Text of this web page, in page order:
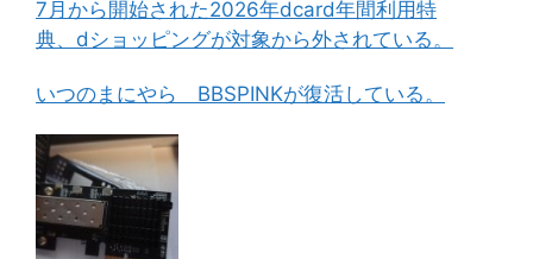
7月から開始された2026年dcard年間利用特
典、dショッピングが対象から外されている。
いつのまにやら BBSPINKが復活している。